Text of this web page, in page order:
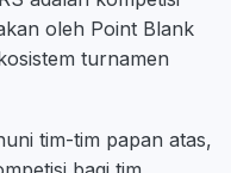
oleh Point Blank
turnamen
tim-tim papan atas,